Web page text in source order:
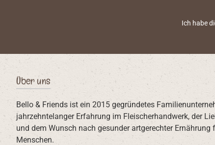
Ich habe
Über uns
Bello & Friends ist ein 2015 gegründetes
jahrzehntelanger Erfahrung im Fleischerhandwerk, der
und dem Wunsch nach gesunder artgerechter Ernährung
Menschen.